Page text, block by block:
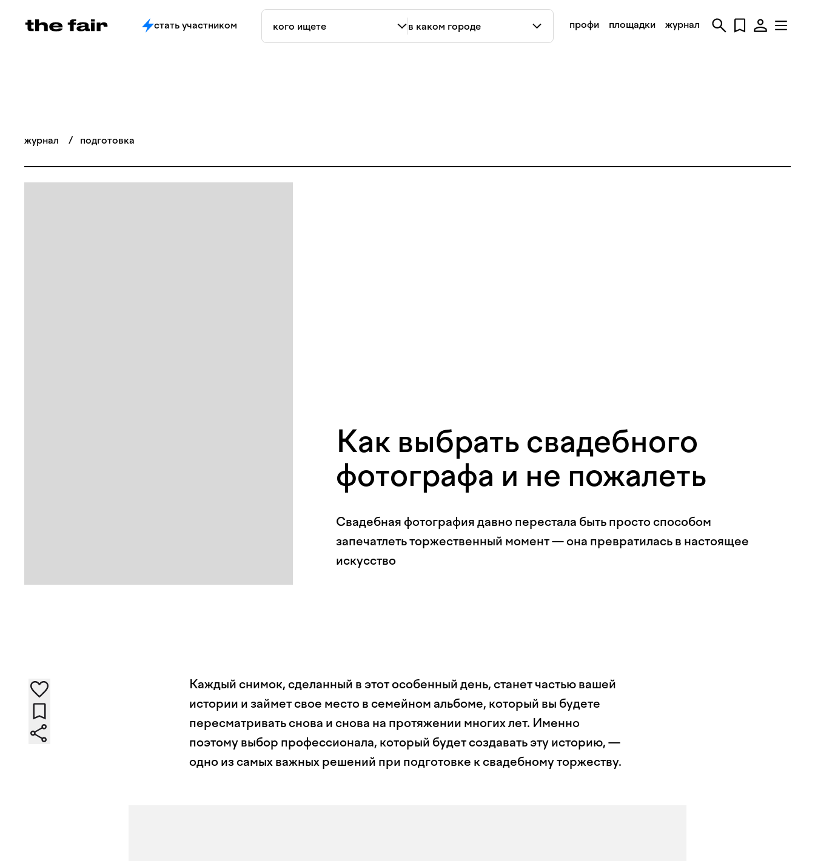
профи площадки журнал
стать участником
журнал / подготовка
Как выбрать свадебного
фотографа и не пожалеть
Свадебная фотография давно перестала быть просто способом
запечатлеть торжественный момент — она превратилась в настоящее
искусство
Каждый снимок, сделанный в этот особенный день, станет частью вашей
истории и займет свое место в семейном альбоме, который вы будете
пересматривать снова и снова на протяжении многих лет. Именно
поэтому выбор профессионала, который будет создавать эту историю, —
одно из самых важных решений при подготовке к свадебному торжеству.